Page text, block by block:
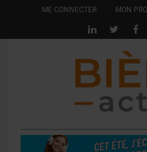
ME CONNECTER MON